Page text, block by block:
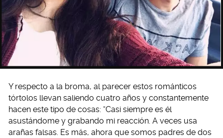
Y respecto a la broma, al parecer estos románticos
tórtolos llevan saliendo cuatro años y constantemente
hacen este tipo de cosas: “Casi siempre es él
asustándome y grabando mi reacción. A veces usa
arañas falsas. Es más, ahora que somos padres de dos